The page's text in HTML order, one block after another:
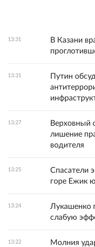
13:31
В Казани
13:31
Путин
13:27
Верховный
лишение
водителя
13:25
Спасатели
горе Ежик
13:24
Лукашенко
слабую
13:22
Молния